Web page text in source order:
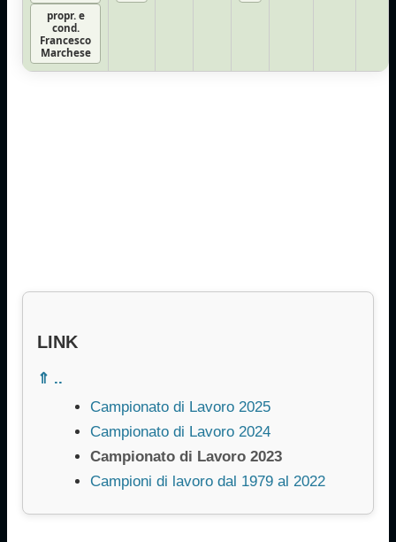
propr. e
cond.
Francesco
Marchese
LINK
⇑ ..
Campionato di Lavoro 2025
Campionato di Lavoro 2024
Campionato di Lavoro 2023
Campioni di lavoro dal 1979 al 2022